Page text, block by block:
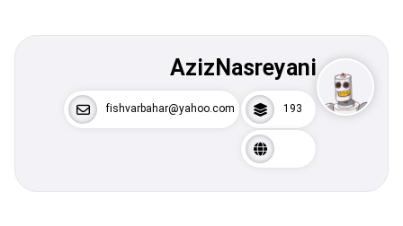
AzizNasreyani
193
fishvarbahar@yahoo.com